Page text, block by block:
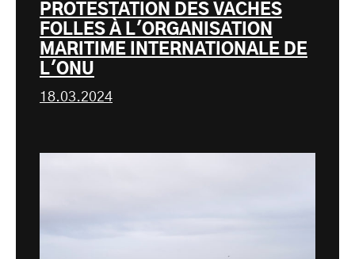
PROTESTATION DES VACHES
FOLLES À L'ORGANISATION
MARITIME INTERNATIONALE DE
L'ONU
18.03.2024